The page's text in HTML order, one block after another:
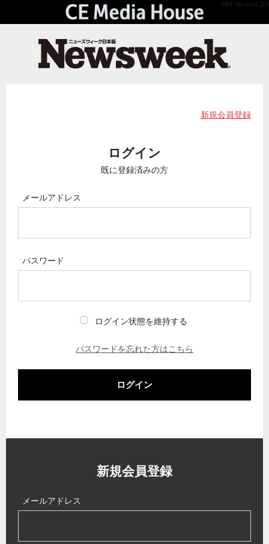
API Version 2.0
新規会員登録
ログイン
既に登録済みの方
メールアドレス
パスワード
ログイン状態を維持する
パスワードを忘れた方はこちら
ログイン
新規会員登録
メールアドレス